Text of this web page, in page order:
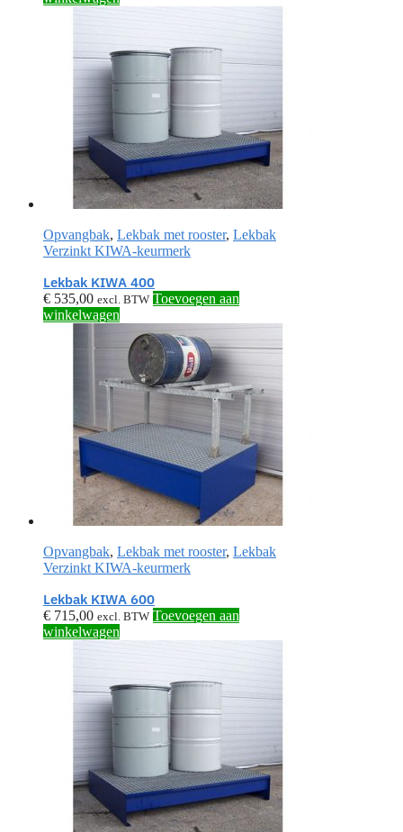
Opvangbak, Lekbak met rooster, Lekbak
Verzinkt KIWA-keurmerk
Lekbak KIWA 400
€ 535,00 excl. BTW Toevoegen aan
winkelwagen
Opvangbak, Lekbak met rooster, Lekbak
Verzinkt KIWA-keurmerk
Lekbak KIWA 600
€ 715,00 excl. BTW Toevoegen aan
winkelwagen